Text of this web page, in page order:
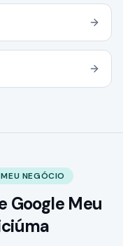
NEGÓCIO
Google Meu